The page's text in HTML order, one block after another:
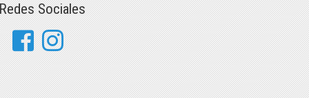
Sociales